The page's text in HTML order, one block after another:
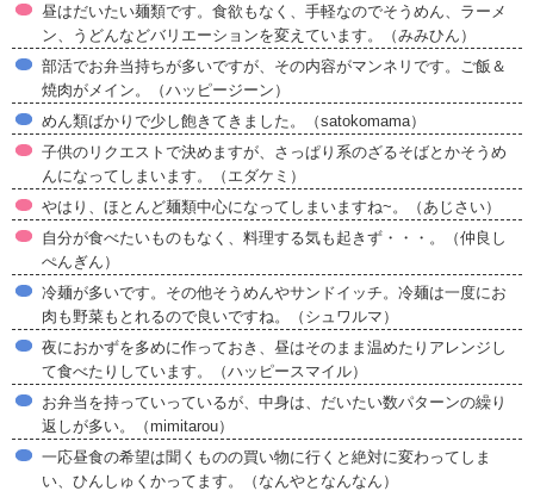
昼はだいたい麺類です。食欲もなく、手軽なのでそうめん、ラーメ
ン、うどんなどバリエーションを変えています。（みみひん）
部活でお弁当持ちが多いですが、その内容がマンネリです。ご飯＆
焼肉がメイン。（ハッピージーン）
めん類ばかりで少し飽きてきました。（satokomama）
子供のリクエストで決めますが、さっぱり系のざるそばとかそうめ
んになってしまいます。（エダケミ）
やはり、ほとんど麺類中心になってしまいますね~。（あじさい）
自分が食べたいものもなく、料理する気も起きず・・・。（仲良し
ぺんぎん）
冷麺が多いです。その他そうめんやサンドイッチ。冷麺は一度にお
肉も野菜もとれるので良いですね。（シュワルマ）
夜におかずを多めに作っておき、昼はそのまま温めたりアレンジし
て食べたりしています。（ハッピースマイル）
お弁当を持っていっているが、中身は、だいたい数パターンの繰り
返しが多い。（mimitarou）
一応昼食の希望は聞くものの買い物に行くと絶対に変わってしま
い、ひんしゅくかってます。（なんやとなんなん）